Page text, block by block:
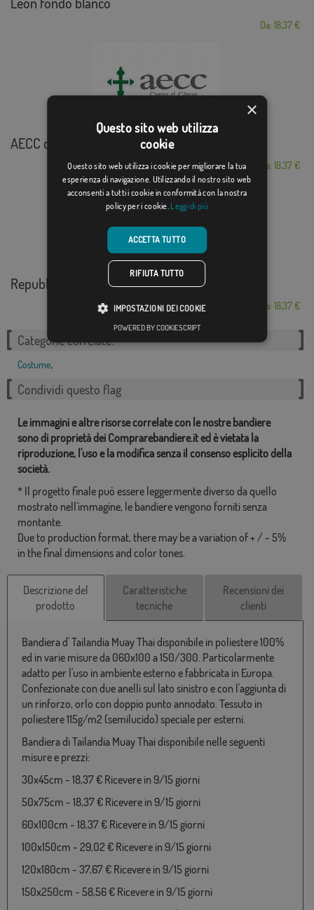
Da: 18,37 €
AECC contra el Cáncer
Da: 18,37 €
Republicana Zarago...
Da: 18,37 €
Categorie correlate:
Costume,
Condividi questo flag
Le immagini e altre risorse correlate con le nostre bandiere
sono di proprietà dei Comprarebandiere.it ed è vietata la
riproduzione, l'uso e la modifica senza il consenso esplicito della
società.
* Il progetto finale può essere leggermente diverso da quello
mostrato nell'immagine, le bandiere vengono forniti senza
montante.
Due to production format, there may be a variation of + / - 5%
in the final dimensions and color tones.
Descrizione del
prodotto
Caratteristiche
tecniche
Recensioni dei
clienti
Bandiera d' Tailandia Muay Thai disponibile in poliestere 100%
ed in varie misure da 060x100 a 150/300. Particolarmente
adatto per l'uso in ambiente esterno e fabbricata in Europa.
Confezionate con due anelli sul lato sinistro e con l'aggiunta di
un rinforzo, orlo con doppio punto annodato. Tessuto in
poliestere 115g/m2 (semilucido) speciale per esterni.
Bandiera di Tailandia Muay Thai disponibile nelle seguenti
misure e prezzi:
30x45cm - 18,37 € Ricevere in 9/15 giorni
50x75cm - 18,37 € Ricevere in 9/15 giorni
60x100cm - 18,37 € Ricevere in 9/15 giorni
100x150cm - 29,02 € Ricevere in 9/15 giorni
120x180cm - 37,67 € Ricevere in 9/15 giorni
150x250cm - 58,56 € Ricevere in 9/15 giorni
×
Questo sito web utilizza
cookie
Questo sito web utilizza i cookie per migliorare la tua
esperienza di navigazione. Utilizzando il nostro sito web
acconsenti a tutti i cookie in conformità con la nostra
policy per i cookie. Leggi di più
ACCETTA TUTTO
RIFIUTA TUTTO
IMPOSTAZIONI DEI COOKIE
POWERED BY COOKIESCRIPT